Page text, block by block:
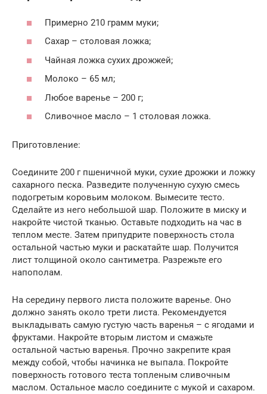
Примерно 210 грамм муки;
Сахар – столовая ложка;
Чайная ложка сухих дрожжей;
Молоко – 65 мл;
Любое варенье – 200 г;
Сливочное масло – 1 столовая ложка.
Приготовление:
Соедините 200 г пшеничной муки, сухие дрожжи и ложку
сахарного песка. Разведите полученную сухую смесь
подогретым коровьим молоком. Вымесите тесто.
Сделайте из него небольшой шар. Положите в миску и
накройте чистой тканью. Оставьте подходить на час в
теплом месте. Затем припудрите поверхность стола
остальной частью муки и раскатайте шар. Получится
лист толщиной около сантиметра. Разрежьте его
напополам.
На середину первого листа положите варенье. Оно
должно занять около трети листа. Рекомендуется
выкладывать самую густую часть варенья – с ягодами и
фруктами. Накройте вторым листом и смажьте
остальной частью варенья. Прочно закрепите края
между собой, чтобы начинка не выпала. Покройте
поверхность готового теста топленым сливочным
маслом. Остальное масло соедините с мукой и сахаром.